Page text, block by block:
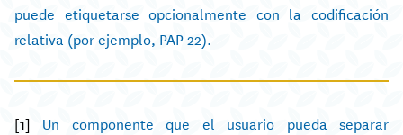
puede etiquetarse opcionalmente con la codificación
relativa (por ejemplo, PAP 22).
[1] Un componente que el usuario pueda separar